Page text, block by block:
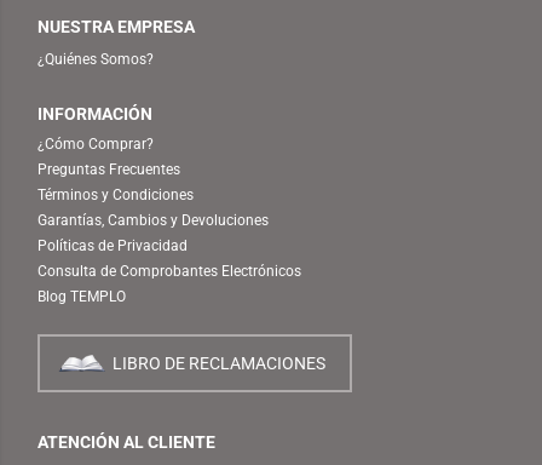
NUESTRA EMPRESA
¿Quiénes Somos?
INFORMACIÓN
¿Cómo Comprar?
Preguntas Frecuentes
Términos y Condiciones
Garantías, Cambios y Devoluciones
Políticas de Privacidad
Consulta de Comprobantes Electrónicos
Blog TEMPLO
LIBRO DE RECLAMACIONES
ATENCIÓN AL CLIENTE